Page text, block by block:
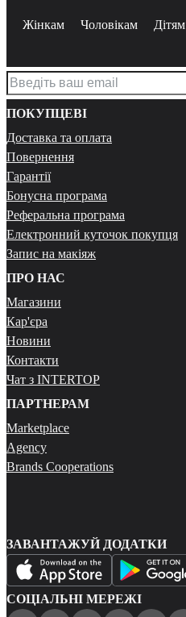
Жінкам Чоловікам Дітям
ПОКУПЦЕВІ
Доставка та оплата
Повернення
Гарантії
Бонусна програма
Реферальна програма
Електронний куточок покупця
Запис на макіяж
ПРО НАС
Магазини
Кар'єра
Новини
Контакти
Чат з INTERTOP
ПАРТНЕРАМ
Marketplace
Agency
Brands Cooperations
ЗАВАНТАЖУЙ ДОДАТКИ
СОЦІАЛЬНІ МЕРЕЖІ